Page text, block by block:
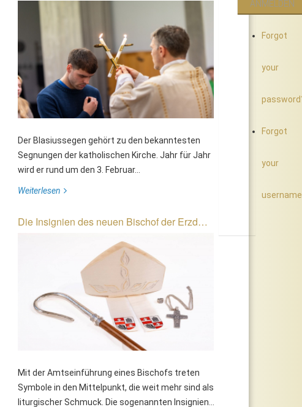
Forgot
your
Forgot
your
Der Blasiussegen gehört zu den bekanntesten
Segnungen der katholischen Kirche. Jahr für Jahr
wird er rund um den 3. Februar...
Weiterlesen
Die Insignien des neuen Bischof der Erzd…
Mit der Amtseinführung eines Bischofs treten
Symbole in den Mittelpunkt, die weit mehr sind als
liturgischer Schmuck. Die sogenannten Insignien...